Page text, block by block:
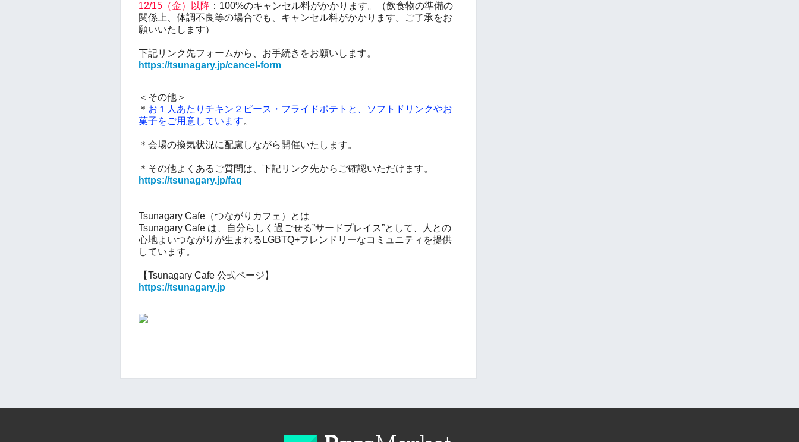
12/15（金） 以降 ：100%のキャンセル料がかかります。（飲食物の準備の
関係上、体調不良等の場合でも、キャンセル料がかかります。ご了承をお
願いいたします）
下記リンク先フォームから、お手続きをお願いします。
https://tsunagary.jp/cancel-form
＜その他＞
＊ お１人あたりチキン２ピース・フライドポテトと、
ソフトドリンクやお
菓子をご用意しています。
＊会場の換気状況に配慮しながら開催いたします。
＊その他よくあるご質問は、下記リンク先からご確認いただけます。
https://tsunagary.jp/faq
Tsunagary Cafe（つながりカフェ）とは
Tsunagary Cafe は、自分らしく過ごせる”サードプレイス”として、人との
心地よいつながりが生まれるLGBTQ+フレンドリーなコミュニティを提供
しています。
【Tsunagary Cafe 公式ページ】
https://tsunagary.jp